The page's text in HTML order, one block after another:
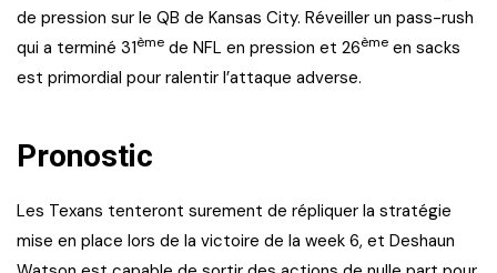
de pression sur le QB de Kansas City. Réveiller un pass-rush
qui a terminé 31ème de NFL en pression et 26ème en sacks
est primordial pour ralentir l’attaque adverse.
Pronostic
Les Texans tenteront surement de répliquer la stratégie
mise en place lors de la victoire de la week 6, et Deshaun